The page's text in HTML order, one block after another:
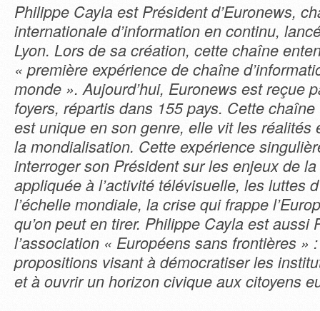
Philippe Cayla est Président d’Euronews,
internationale d’information en continu,
Lyon. Lors de sa création, cette chaîne
« première expérience de chaîne
monde ». Aujourd’hui, Euronews est reçue
foyers, répartis dans 155 pays. Cette
est unique en son genre, elle vit les réalités
la mondialisation. Cette expérience
interroger son Président sur les enjeux de
appliquée à l’activité télévisuelle, les luttes
l’échelle mondiale, la crise qui frappe
qu’on peut en tirer. Philippe Cayla est aussi
l’association « Européens sans frontières »
propositions visant à démocratiser les
et à ouvrir un horizon civique aux citoyens